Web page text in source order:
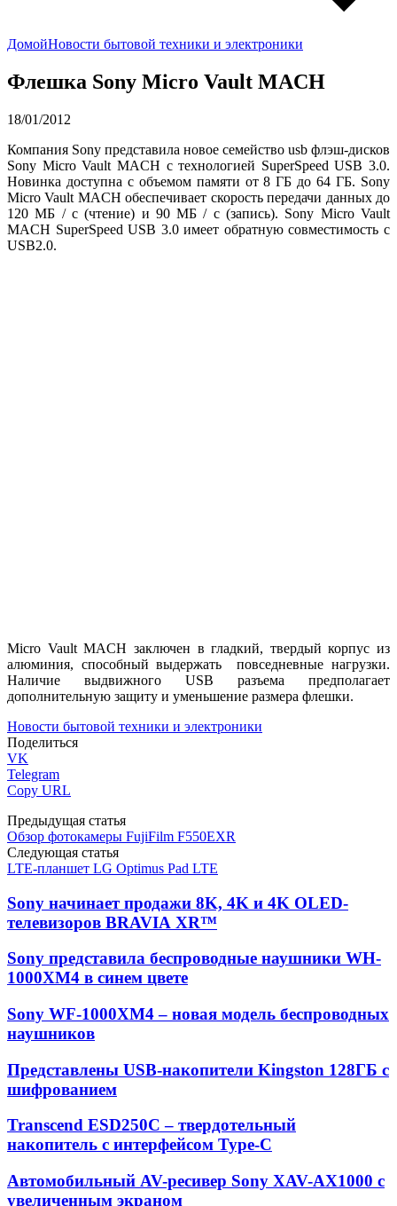
ДомойНовости бытовой техники и электроники
Флешка Sony Micro Vault MACH
18/01/2012
Компания Sony представила новое семейство usb флэш-дисков
Sony Micro Vault MACH с технологией SuperSpeed ​​USB 3.0.
Новинка доступна с объемом памяти от 8 ГБ до 64 ГБ. Sony
Micro Vault MACH обеспечивает скорость передачи данных до
120 МБ / с (чтение) и 90 МБ / с (запись). Sony Micro Vault
MACH SuperSpeed ​USB 3.0 имеет обратную совместимость с
USB2.0.
Micro Vault MACH заключен в гладкий, твердый корпус из
алюминия, способный выдержать повседневные нагрузки.
Наличие выдвижного USB разъема предполагает
дополнительную защиту и уменьшение размера флешки.
Новости бытовой техники и электроники
Поделиться
VK
Telegram
Copy URL
Предыдущая статья
Обзор фотокамеры FujiFilm F550EXR
Следующая статья
LTE-планшет LG Optimus Pad LTE
Sony начинает продажи 8K, 4K и 4K OLED-
телевизоров BRAVIA XR™
Sony представила беспроводные наушники WH-
1000XM4 в синем цвете
Sony WF-1000XM4 – новая модель беспроводных
наушников
Представлены USB-накопители Kingston 128ГБ с
шифрованием
Transcend ESD250C – твердотельный
накопитель с интерфейсом Type-C
Автомобильный AV-ресивер Sony XAV-AX1000 с
увеличенным экраном